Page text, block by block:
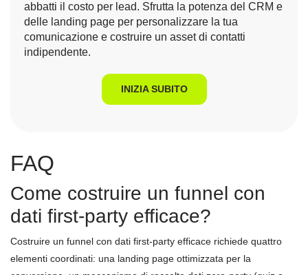
abbatti il costo per lead. Sfrutta la potenza del CRM e
delle landing page per personalizzare la tua
comunicazione e costruire un asset di contatti
indipendente.
INIZIA SUBITO
FAQ
Come costruire un funnel con
dati first-party efficace?
Costruire un funnel con dati first-party efficace richiede quattro
elementi coordinati: una landing page ottimizzata per la